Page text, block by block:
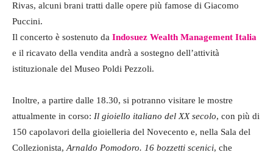
Rivas, alcuni brani tratti dalle opere più famose di Giacomo
Puccini.
Il concerto è sostenuto da Indosuez Wealth Management Italia
e il ricavato della vendita andrà a sostegno dell’attività
istituzionale del Museo Poldi Pezzoli.
Inoltre, a partire dalle 18.30, si potranno visitare le mostre
attualmente in corso: Il gioiello italiano del XX secolo, con più di
150 capolavori della gioielleria del Novecento e, nella Sala del
Collezionista, Arnaldo Pomodoro. 16 bozzetti scenici, che